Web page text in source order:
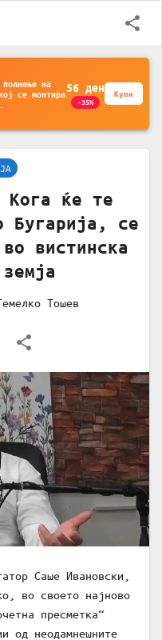
на
се монтира
на покрај
56 ден
-35%
Купи
Кога ќе те
Бугарија, се
вистинска
Тошев
Саше Ивановски,
во своето најново
пресметка“
од неодамнешните